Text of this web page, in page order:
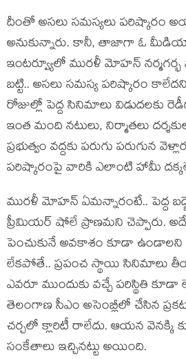
దీంతో అస‌లు స‌మ‌స్య‌లు ప‌రిష్కారం
అనుకున్నారు. కానీ, తాజాగా ఓ మీడియా
ఇంట‌ర్వ్యూలో ముర‌ళీ మోహ‌న్ న‌ర్మ‌గ‌ర్భ
బ‌ట్టి.. అస‌లు స‌మ‌స్య ప‌రిష్కారం
రోజుల్లో పెద్ద సినిమాలు విడుద‌ల‌కు
ఇంత మంది న‌టులు, నిర్మాత‌లు
ప్ర‌భుత్వం వ‌ద్ద‌కు ప‌రుగు ప‌రుగున
ప‌రిష్కారంపై వారికి ఎలాంటి హామీ
మురళీ మోహ‌న్ ఏమ‌న్నారంటే.. పెద్ద
ప్రీమియ‌ర్ షోలే ప్రాణ‌మ‌ని చెప్పారు.
పెంచుకునే అవ‌కాశం కూడా ఉండాల‌ని
లేక‌పోతే.. ప్ర‌పంచ స్థాయి సినిమాలు
ఎవ‌రూ ముందుకు వ‌చ్చే ప‌రిస్థితి కూడా
తెలంగాణ సీఎం అసెంబ్లీలో చేసిన
చ‌ర్చ‌లో క్లారిటీ రాలేదు. ఆయ‌న వెన‌క్కి
సంకేతాలు ఇచ్చిన‌ట్టు అయింది.